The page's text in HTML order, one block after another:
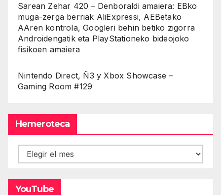
Sarean Zehar 420 – Denboraldi amaiera: EBko
muga-zerga berriak AliExpressi, AEBetako
AAren kontrola, Googleri behin betiko zigorra
Androidengatik eta PlayStationeko bideojoko
fisikoen amaiera
Nintendo Direct, Ñ3 y Xbox Showcase –
Gaming Room #129
Hemeroteca
Hemeroteca
YouTube